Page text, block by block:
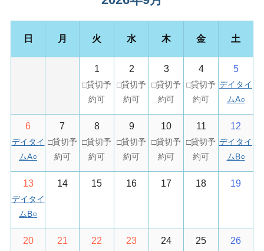
日 月 火 水 木 金 土
1 2 3 4 5
デイタイ
ムA○
6
デイタイ
ムA○
7 8 9 10 11 12
デイタイ
ムB○
13
デイタイ
ムB○
14 15 16 17 18 19
20
21
22
23
24 25 26